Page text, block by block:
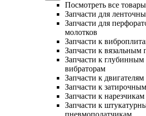
Посмотреть все товары
Запчасти для
Запчасти для
молотков
Запчасти к
Запчасти к вязальным
Запчасти к
вибраторам
Запчасти к двигателям
Запчасти к
Запчасти к
Запчасти к
пневмоподатчикам